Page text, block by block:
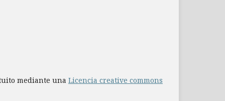
mediante una Licencia creative commons